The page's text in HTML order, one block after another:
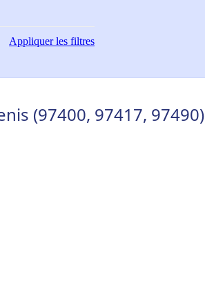
Appliquerles filtres
(97400, 97417, 97490)